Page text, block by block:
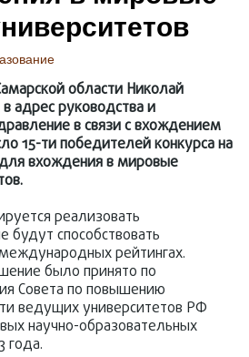
области Николай
адрес руководства и
в связи с вхождением
15-ти победителей конкурса на
вхождения в мировые
реализовать
будут способствовать
рейтингах.
было принято по
Совета по повышению
ведущих университетов РФ
научно-образовательных
года.